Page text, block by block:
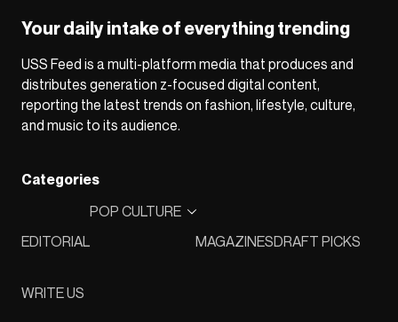
Your daily intake of everything trending
USS Feed is a multi-platform media that produces and
distributes generation z-focused digital content,
reporting the latest trends on fashion, lifestyle, culture,
and music to its audience.
Categories
EDITORIAL
POP CULTURE
MAGAZINESDRAFT PICKS
WRITE US